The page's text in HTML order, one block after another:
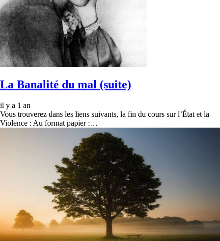
La Banalité du mal (suite)
il y a 1 an
Vous trouverez dans les liens suivants, la fin du cours sur l’État et la
Violence : Au format papier :…